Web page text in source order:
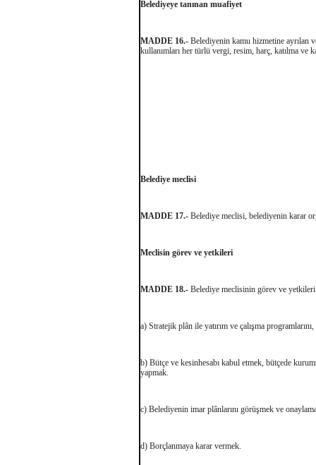
Belediyeye tanınan muafiyet
MADDE 16.- Belediyenin kamu hizmetine ayrılan
kullanımları her türlü vergi, resim, harç, katılma ve
Belediye meclisi
MADDE 17.- Belediye meclisi, belediyenin karar
Meclisin görev ve yetkileri
MADDE 18.- Belediye meclisinin görev ve yetkileri
a) Stratejik plân ile yatırım ve çalışma
b) Bütçe ve kesinhesabı kabul etmek, bütçede
yapmak.
c) Belediyenin imar plânlarını görüşmek ve
d) Borçlanmaya karar vermek.